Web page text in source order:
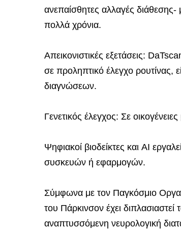
ανεπαίσθητες αλλαγές
πολλά χρόνια.
Απεικονιστικές εξετάσεις:
σε προληπτικό έλεγχο ρουτίνας,
διαγνώσεων.
Γενετικός έλεγχος: Σε
Ψηφιακοί βιοδείκτες και AI
συσκευών ή εφαρμογών.
Σύμφωνα με τον Παγκόσμιο
του Πάρκινσον έχει
αναπτυσσόμενη νευρολογική